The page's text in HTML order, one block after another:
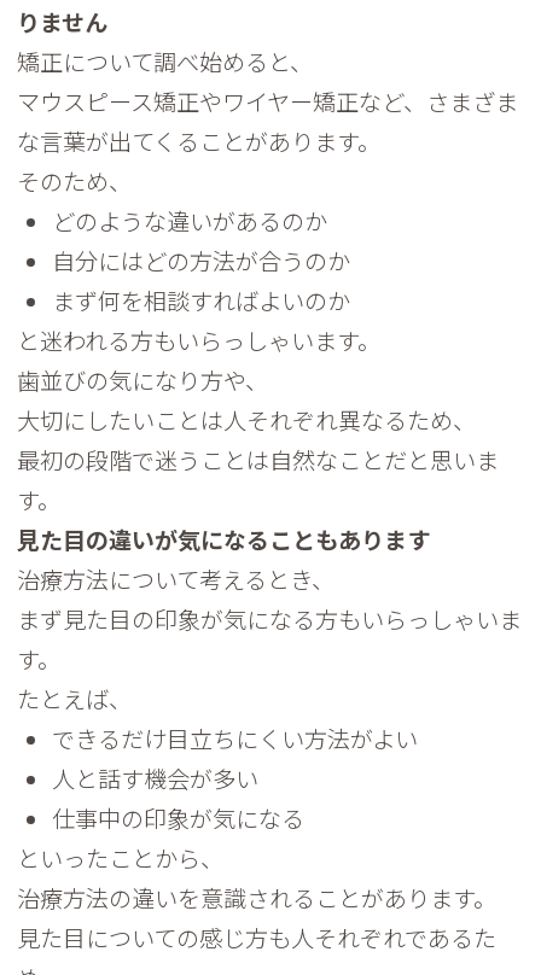
りません
矯正について調べ始めると、
マウスピース矯正やワイヤー矯正など、 さまざま
な言葉が出てくることがあります。
そのため、
どのような違いがあるのか
自分にはどの方法が合うのか
まず何を相談すればよいのか
と迷われる方もいらっしゃいます。
歯並びの気になり方や、
大切にしたいことは人それぞれ異なるため、
最初の段階で迷うことは自然なことだと思いま
す。
見た目の違いが気になることもあります
治療方法について考えるとき、
まず見た目の印象が気になる方もいらっしゃいま
す。
たとえば、
できるだけ目立ちにくい方法がよい
人と話す機会が多い
仕事中の印象が気になる
といったことから、
治療方法の違いを意識されることがあります。
見た目についての感じ方も人それぞれであるた